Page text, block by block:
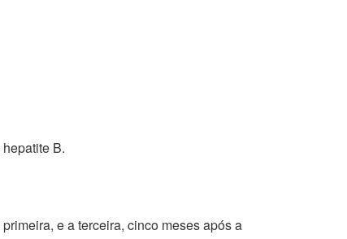
B.
e a terceira, cinco meses após a